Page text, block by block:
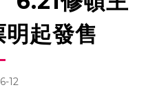
起發售
12